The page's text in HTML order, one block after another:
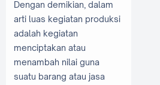
Dengan demikian, dalam
arti luas kegiatan produksi
adalah kegiatan
menciptakan atau
menambah nilai guna
suatu barang atau jasa